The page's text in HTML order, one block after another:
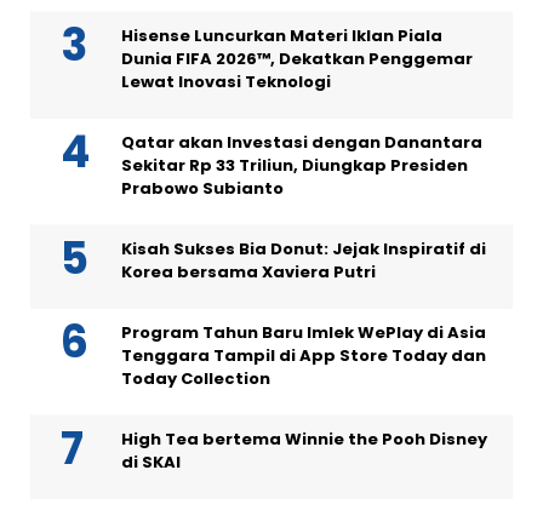
Hisense Luncurkan Materi Iklan Piala
Dunia FIFA 2026™, Dekatkan Penggemar
Lewat Inovasi Teknologi
Qatar akan Investasi dengan Danantara
Sekitar Rp 33 Triliun, Diungkap Presiden
Prabowo Subianto
Kisah Sukses Bia Donut: Jejak Inspiratif di
Korea bersama Xaviera Putri
Program Tahun Baru Imlek WePlay di Asia
Tenggara Tampil di App Store Today dan
Today Collection
High Tea bertema Winnie the Pooh Disney
di SKAI